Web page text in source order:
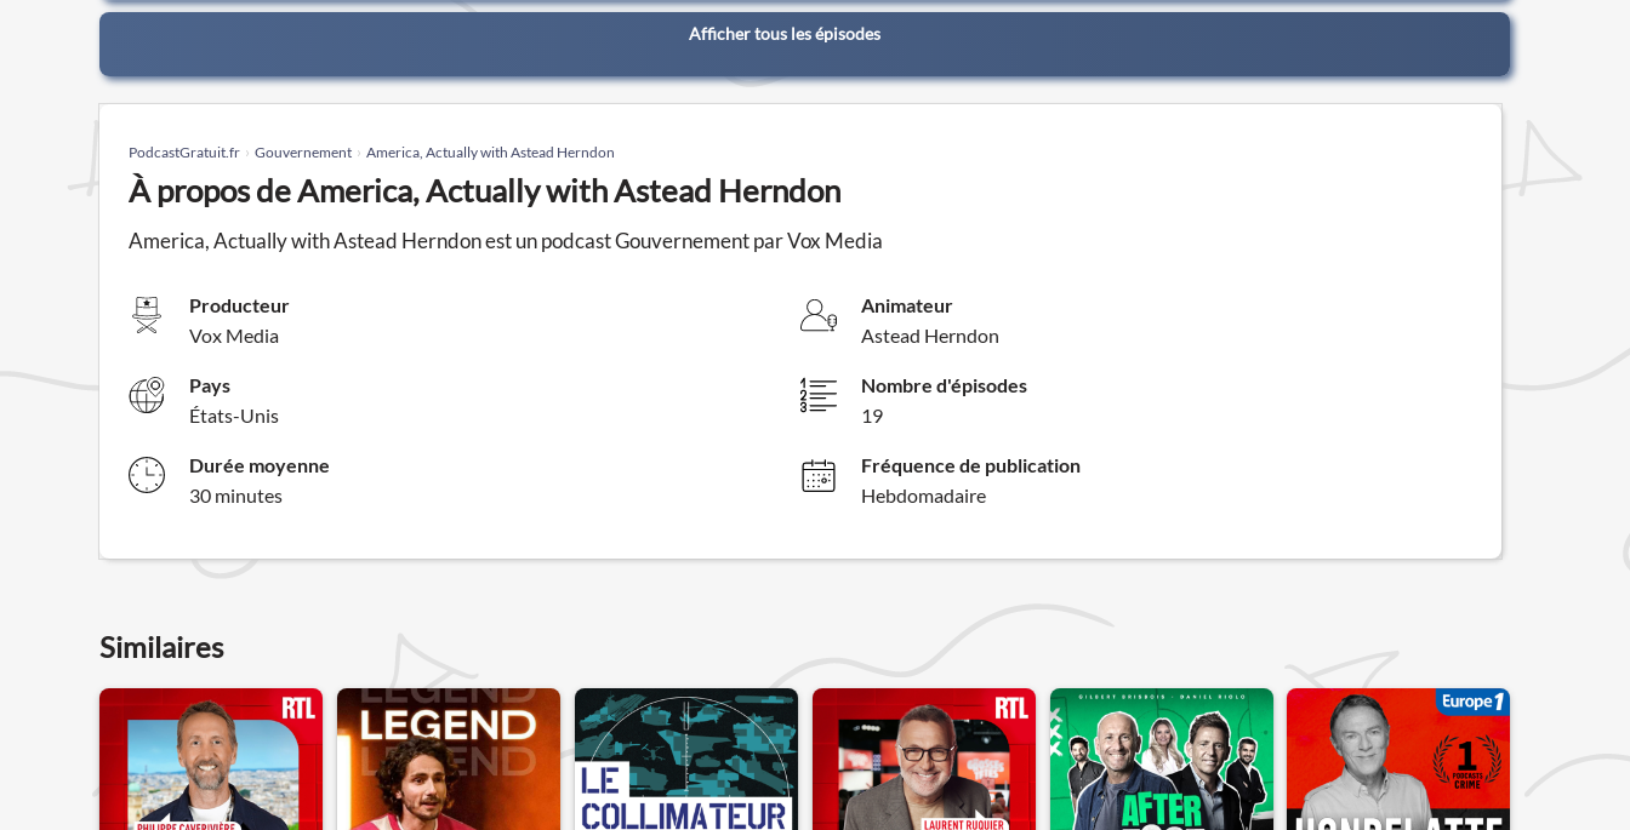
Afficher tous les épisodes
PodcastGratuit.fr Gouvernement America, Actually with Astead Herndon
À propos de America, Actually with Astead Herndon
America, Actually with Astead Herndon est un podcast Gouvernement par Vox Media
Producteur
Vox Media
Animateur
Astead Herndon
Pays
États-Unis
Nombre d'épisodes
19
Durée moyenne
30 minutes
Fréquence de publication
Hebdomadaire
Similaires